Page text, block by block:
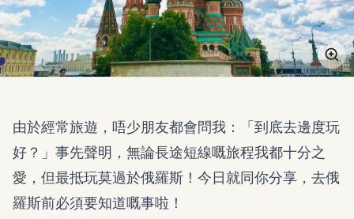
由於經常旅遊，唔少朋友都會問我：「到底去邊度玩
好？」事先聲明，無論長途短線嘅旅程我都十分之
愛，但最抵玩莫過於俄羅斯！今日就同你分享，去俄
羅斯前必須要知道嘅事啦！